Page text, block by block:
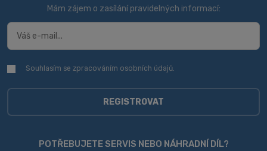
Mám zájem o zasílání pravidelných informací:
Souhlasím
zpracováním
Souhlasím se zpracováním osobních údajů.
REGISTROVAT
se
POTŘEBUJETE SERVIS NEBO NÁHRADNÍ DÍL?